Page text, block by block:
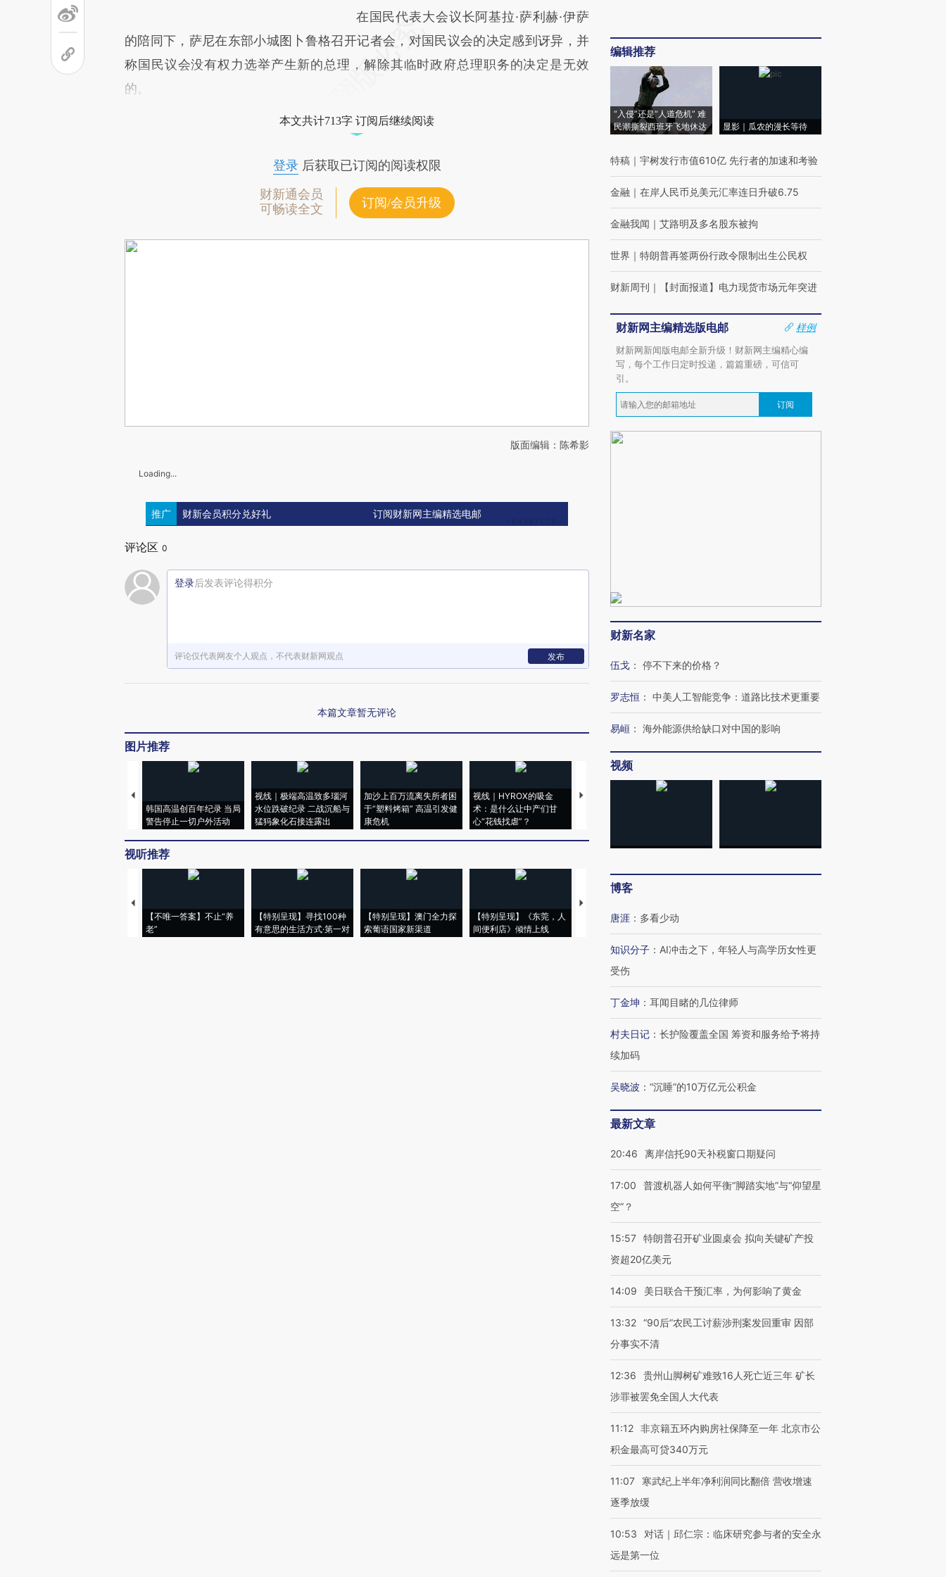
在国民代表大会议长阿基拉·萨利赫·伊萨
的陪同下，萨尼在东部小城图卜鲁格召开记者会，对国民议会的决定感到讶异，并
称国民议会没有权力选举产生新的总理，解除其临时政府总理职务的决定是无效
的。
本文共计713字 订阅后继续阅读
登录后获取已订阅的阅读权限
财新通会员
可畅读全文
订阅/会员升级
版面编辑：陈希影
Loading...
推广 财新会员积分兑好礼 订阅财新网主编精选电邮
评论区 0
登录后发表评论得积分
评论仅代表网友个人观点，不代表财新网观点 发布
本篇文章暂无评论
图片推荐
韩国高温创百年纪录 当局
警告停止一切户外活动
视线｜极端高温致多瑙河
水位跌破纪录 二战沉船与
猛犸象化石接连露出
加沙上百万流离失所者困
于“塑料烤箱” 高温引发健
康危机
视线｜HYROX的吸金
术：是什么让中产们甘
心“花钱找虐”？
马航飞行员跨国走私7万
视听推荐
【不唯一答案】不止“养
老”
【特别呈现】寻找100种
有意思的生活方式·第一对
【特别呈现】澳门全力探
索葡语国家新渠道
【特别呈现】《东莞，人
间便利店》倾情上线
【推广】走进第四届链博
会，让数智科技“链”接产
编辑推荐
“入侵”还是“人道危机” 难
民潮撕裂西班牙飞地休达
显影｜瓜农的漫长等待
特稿 ｜ 宇树发行市值610亿 先行者的加速和考验
金融 ｜ 在岸人民币兑美元汇率连日升破6.75
金融我闻 ｜ 艾路明及多名股东被拘
世界 ｜ 特朗普再签两份行政令限制出生公民权
财新周刊 ｜ 【封面报道】电力现货市场元年突进
财新网主编精选版电邮
样例
财新网新闻版电邮全新升级！财新网主编精心编
写，每个工作日定时投递，篇篇重磅，可信可
引。
订阅
财新名家
伍戈 ： 停不下来的价格？
罗志恒 ： 中美人工智能竞争：道路比技术更重要
易峘 ： 海外能源供给缺口对中国的影响
视频
博客
唐涯 ： 多看少动
知识分子 ： AI冲击之下，年轻人与高学历女性更
受伤
丁金坤 ： 耳闻目睹的几位律师
村夫日记 ： 长护险覆盖全国 筹资和服务给予将持
续加码
吴晓波 ： “沉睡”的10万亿元公积金
最新文章
20:46 离岸信托90天补税窗口期疑问
17:00
普渡机器人如何平衡“脚踏实地”与“仰望星
空”？
15:57 特朗普召开矿业圆桌会 拟向关键矿产投
资超20亿美元
14:09 美日联合干预汇率，为何影响了黄金
13:32 “90后”农民工讨薪涉刑案发回重审 因部
分事实不清
12:36
贵州山脚树矿难致16人死亡近三年 矿长
涉罪被罢免全国人大代表
11:12 非京籍五环内购房社保降至一年 北京市公
积金最高可贷340万元
11:07
寒武纪上半年净利润同比翻倍 营收增速
逐季放缓
10:53
对话｜邱仁宗：临床研究参与者的安全永
远是第一位